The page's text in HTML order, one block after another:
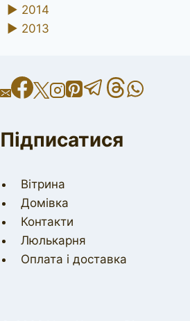
► 2014
► 2013
Підписатися
Вітрина
Домівка
Контакти
Люлькарня
Оплата і доставка